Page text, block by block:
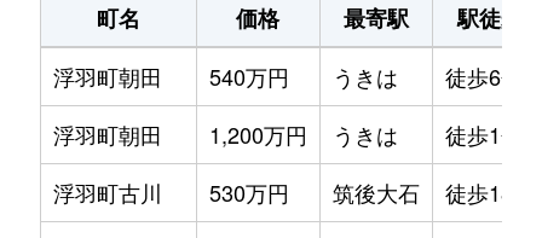
町名 価格 最寄駅
駅徒歩
浮羽町朝田
540万円 うきは
徒歩6分
浮羽町朝田
1,200万円 うきは
徒歩1分
浮羽町古川
530万円 筑後大石
徒歩18分